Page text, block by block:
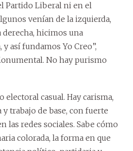
Partido Liberal ni en el
venían de la izquierda,
hicimos una
y así fundamos Yo Creo”,
No hay purismo
casual. Hay carisma,
trabajo de base, con fuerte
las redes sociales. Sabe cómo
colorada, la forma en que